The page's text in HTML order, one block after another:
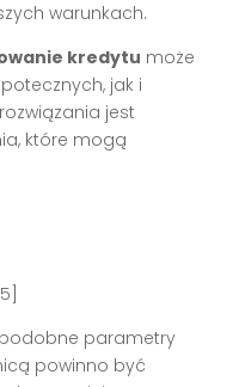
warunkach.
kredytu może
jak i
jest
które mogą
parametry
powinno być